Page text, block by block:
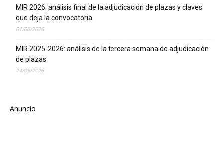
MIR 2026: análisis final de la adjudicación de plazas y claves
que deja la convocatoria
01/06/2026
MIR 2025-2026: análisis de la tercera semana de adjudicación
de plazas
24/05/2026
Anuncio